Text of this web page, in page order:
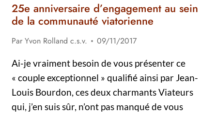
25e anniversaire d’engagement au sein
de la communauté viatorienne
Par Yvon Rolland c.s.v.
09/11/2017
Ai-je vraiment besoin de vous présenter ce
« couple exceptionnel » qualifié ainsi par Jean-
Louis Bourdon, ces deux charmants Viateurs
qui, j’en suis sûr, n’ont pas manqué de vous